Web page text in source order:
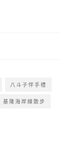
八斗子伴手禮
基隆海岸線散步